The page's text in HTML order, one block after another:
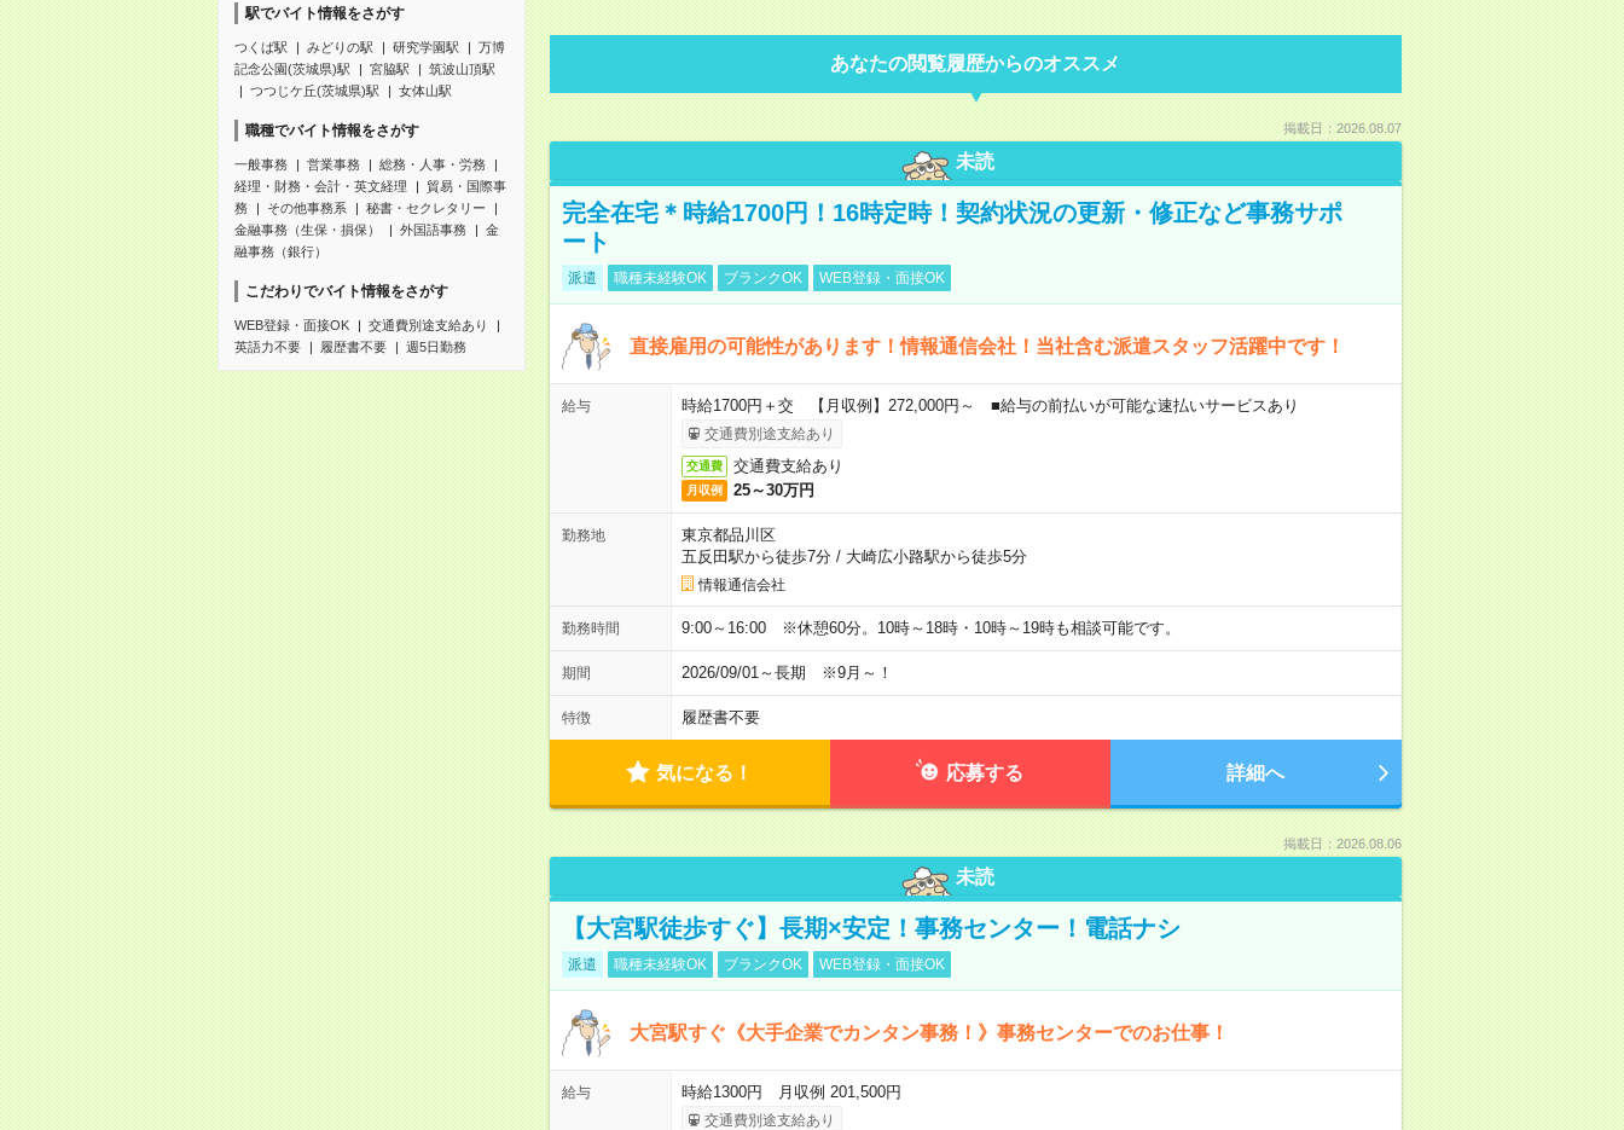
駅でバイト情報をさがす
つくば駅 みどりの駅 研究学園駅
万博
記念公園(茨城県)駅
宮脇駅
筑波山頂駅
つつじケ丘(茨城県)駅
女体山駅
職種でバイト情報をさがす
一般事務 営業事務
総務・人事・労務
経理・財務・会計・英文経理
貿易・国際事
務
その他事務系
秘書・セクレタリー
金融事務（生保・損保）
外国語事務
金
融事務（銀行）
こだわりでバイト情報をさがす
WEB登録・面接OK
交通費別途支給あり
英語力不要
履歴書不要 週5日勤務
あなたの閲覧履歴からのオススメ
掲載日：2026.08.07
未読
完全在宅＊時給1700円！16時定時！契約状況の更新・修正など事務サポ
ート
派遣 職種未経験OK ブランクOK WEB登録・面接OK
直接雇用の可能性があります！情報通信会社！当社含む派遣スタッフ活躍中です！
給与 時給1700円＋交 【月収例】272,000円～ ■給与の前払いが可能な速払いサービスあり
交通費別途支給あり
交通費 交通費支給あり
月収例 25～30万円
勤務地
東京都品川区
五反田駅から徒歩7分/ 大崎広小路駅から徒歩5分
情報通信会社
勤務時間 9:00～16:00 ※休憩60分。10時～18時・10時～19時も相談可能です。
期間 2026/09/01～長期 ※9月～！
特徴 履歴書不要
気になる！ 応募する 詳細へ
掲載日：2026.08.06
未読
【大宮駅徒歩すぐ】長期×安定！事務センター！電話ナシ
派遣 職種未経験OK ブランクOK WEB登録・面接OK
大宮駅すぐ《大手企業でカンタン事務！》事務センターでのお仕事！
給与 時給1300円 月収例 201,500円
交通費別途支給あり